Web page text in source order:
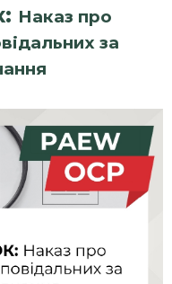
Наказ про
за